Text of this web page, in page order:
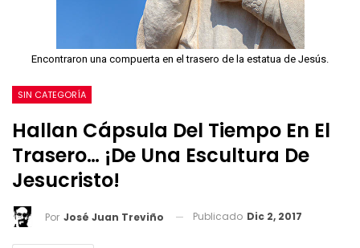
Encontraron una compuerta en el trasero de la estatua de Jesús.
SIN CATEGORÍA
Hallan Cápsula Del Tiempo En El
Trasero… ¡de Una Escultura De
Jesucristo!
Por José Juan Treviño Publicado Dic 2, 2017